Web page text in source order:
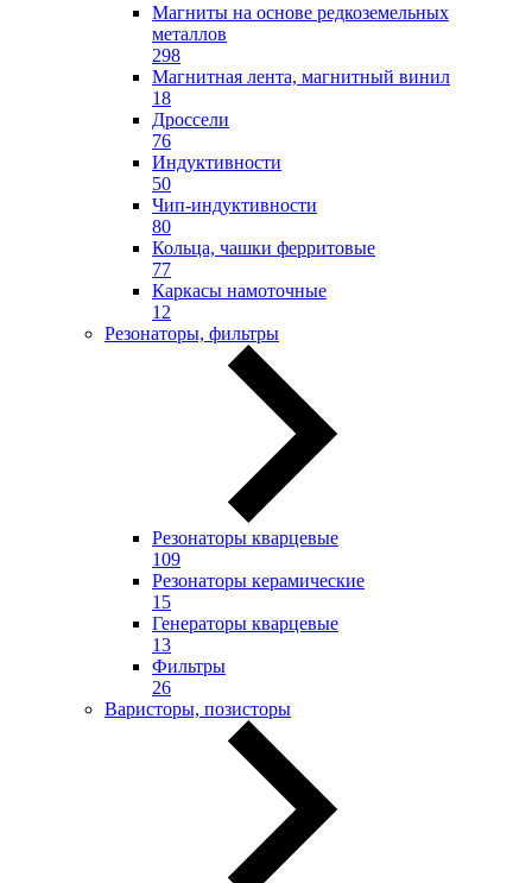
Магниты на основе редкоземельных
металлов
298
Магнитная лента, магнитный винил
18
Дроссели
76
Индуктивности
50
Чип-индуктивности
80
Кольца, чашки ферритовые
77
Каркасы намоточные
12
Резонаторы, фильтры
Резонаторы кварцевые
109
Резонаторы керамические
15
Генераторы кварцевые
13
Фильтры
26
Варисторы, позисторы